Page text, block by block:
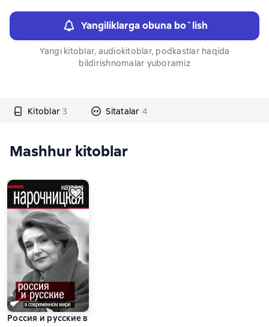
Yangiliklarga obuna bo`lish
Yangi kitoblar, audiokitoblar, podkastlar haqida
bildirishnomalar yuboramiz
Kitoblar 3 Sitatalar 4
Mashhur kitoblar
Россия и русские в современном мире